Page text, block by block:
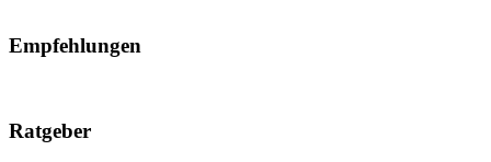
Empfehlungen
Ratgeber